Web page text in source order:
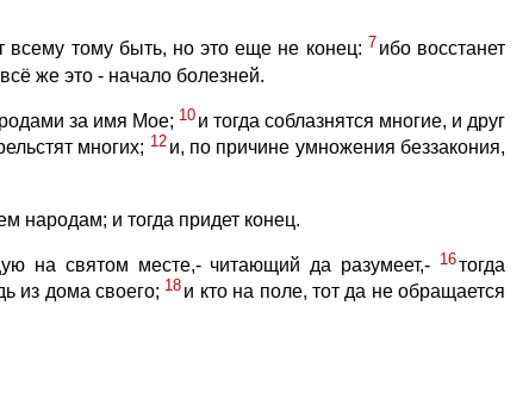
тому быть, но это еще не конец: 7 ибо восстанет
всё же это - начало болезней.
за имя Мое; 10 и тогда соблазнятся многие, и друг
многих; 12 и, по причине умножения беззакония,
народам; и тогда придет конец.
на святом месте,- читающий да разумеет,- 16тогда
из дома своего; 18 и кто на поле, тот да не обращается